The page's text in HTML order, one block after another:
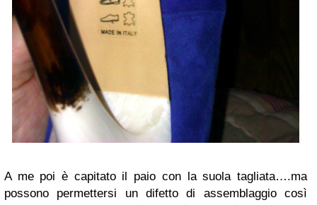
A me poi è capitato il paio con la suola tagliata….ma
possono permettersi un difetto di assemblaggio così